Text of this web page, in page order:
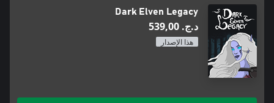
Dark Elven Legacy
د.ج.‏ 539,00
هذا الإصدار